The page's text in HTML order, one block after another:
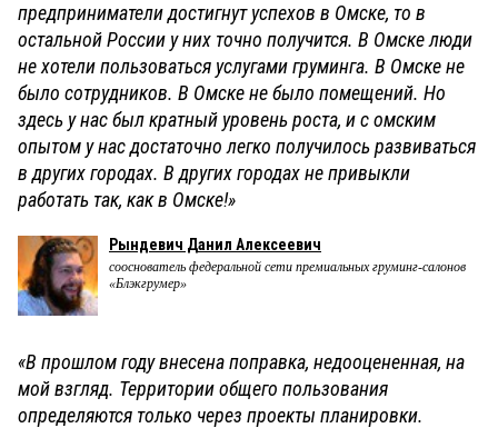
предприниматели достигнут успехов в Омске, то в
остальной России у них точно получится. В Омске люди
не хотели пользоваться услугами груминга. В Омске не
было сотрудников. В Омске не было помещений. Но
здесь у нас был кратный уровень роста, и с омским
опытом у нас достаточно легко получилось развиваться
в других городах. В других городах не привыкли
работать так, как в Омске!»
Рындевич Данил Алексеевич
сооснователь федеральной сети премиальных груминг-салонов
«Блэкгрумер»
«В прошлом году внесена поправка, недооцененная, на
мой взгляд. Территории общего пользования
определяются только через проекты планировки.